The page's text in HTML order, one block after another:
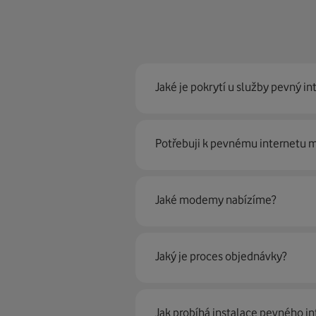
Jaké je pokrytí u služby pevný
Pevný internet můžeme
Potřebuji k pevnému internetu
Ano, potřebujete. Rádi vám ho
poradí naši proškolení prodejci
Jaké modemy nabízíme?
Jaký je proces objednávky?
Krok jedna je určitě ověření
Jak probíhá instalace pevného